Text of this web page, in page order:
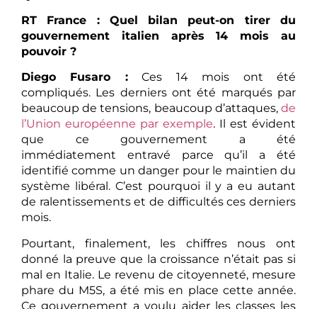
RT France : Quel bilan peut-on tirer du
gouvernement italien après 14 mois au
pouvoir ?
Diego Fusaro :Ces 14 mois ont été
compliqués. Les derniers ont été marqués par
beaucoup de tensions, beaucoup d’attaques, de
l’Union européenne par exemple. Il est évident
que ce gouvernement a été
immédiatement entravé parce qu’il a été
identifié comme un danger pour le maintien du
système libéral. C’est pourquoi il y a eu autant
de ralentissements et de difficultés ces derniers
mois.
Pourtant, finalement, les chiffres nous ont
donné la preuve que la croissance n’était pas si
mal en Italie. Le revenu de citoyenneté, mesure
phare du M5S, a été mis en place cette année.
Ce gouvernement a voulu aider les classes les